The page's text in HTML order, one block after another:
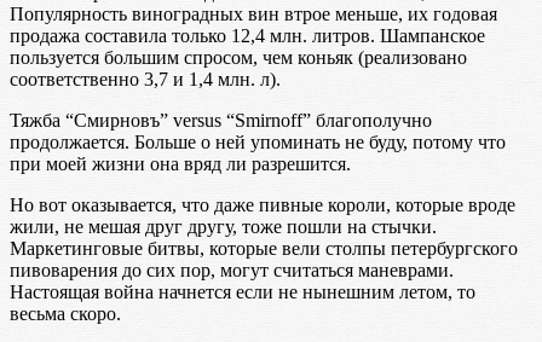
Популярность виноградных вин втрое меньше, их годовая
продажа составила только 12,4 млн. литров. Шампанское
пользуется большим спросом, чем коньяк (реализовано
соответственно 3,7 и 1,4 млн. л).
Тяжба “Смирновъ” versus “Smirnoff” благополучно
продолжается. Больше о ней упоминать не буду, потому что
при моей жизни она вряд ли разрешится.
Но вот оказывается, что даже пивные короли, которые вроде
жили, не мешая друг другу, тоже пошли на стычки.
Маркетинговые битвы, которые вели столпы петербургского
пивоварения до сих пор, могут считаться маневрами.
Настоящая война начнется если не нынешним летом, то
весьма скоро.